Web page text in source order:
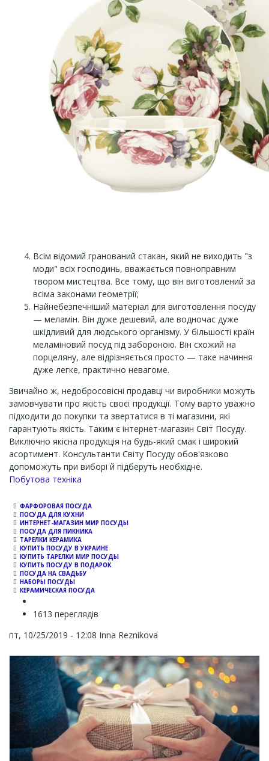
Всім відомий гранований стакан, який не виходить "з
моди" всіх господинь, вважається повноправним
твором мистецтва. Все тому, що він виготовлений за
всіма законами геометрії;
Найнебезпечніший матеріал для виготовлення посуду
— меламін. Він дуже дешевий, але водночас дуже
шкідливий для людського організму. У більшості країн
меламіновий посуд під забороною. Він схожий на
порцеляну, але відрізняється просто — таке начиння
дуже легке, практично невагоме.
Звичайно ж, недобросовісні продавці чи виробники можуть
замовчувати про якість своєї продукції. Тому варто уважно
підходити до покупки та звертатися в ті магазини, які
гарантують якість. Таким є інтернет-магазин Світ Посуду.
Виключно якісна продукція на будь-який смак і широкий
асортимент. Консультанти Світу Посуду обов'язково
допоможуть при виборі й підберуть необхідне.
Channel
Побутова техніка
ФАРФОРОВАЯ ПОСУДА
ПОСУДА ДЛЯ КУХНИ
ИНТЕРНЕТ-МАГАЗИН МИР ПОСУДЫ
ПОСУДА ДЛЯ ПИКНИКА
ТАРЕЛКИ КЕРАМИКА
КУПИТЬ ПОСУДУ В УКРАИНЕ
КУПИТЬ ТАРЕЛКИ МИР ПОСУДЫ
КУПИТЬ ПОСУДУ В ПОДАРОК
ПОСУДА НА СВАДЬБУ
НАБОРЫ ПОСУДЫ
КЕРАМИЧЕСКАЯ ПОСУДА
1613 переглядів
пт, 10/25/2019 - 12:08 Inna Reznikova